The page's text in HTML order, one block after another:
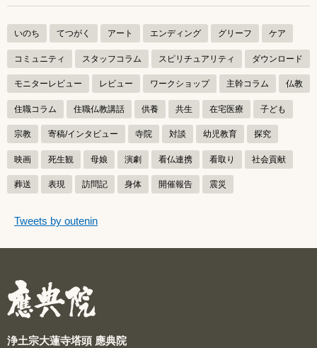
いのち てつがく アート エンディング グリーフ ケア
コミュニティ スタッフコラム スピリチュアリティ ダウンロード
モニターレビュー レビュー ワークショップ 主幹コラム 仏教
住職コラム 住職仏教講話 供養 共生 在宅医療 子ども
宗教 寄稿/インタビュー 寺院 対談 幼児教育 探究
映画 死生観 母娘 演劇 看仏連携 看取り 社会貢献
葬送 表現 訪問記 身体 開催報告 震災
つぶやき
つぶやきをスキップする
Tweets by outenin
浄土宗大蓮寺塔頭 應典院